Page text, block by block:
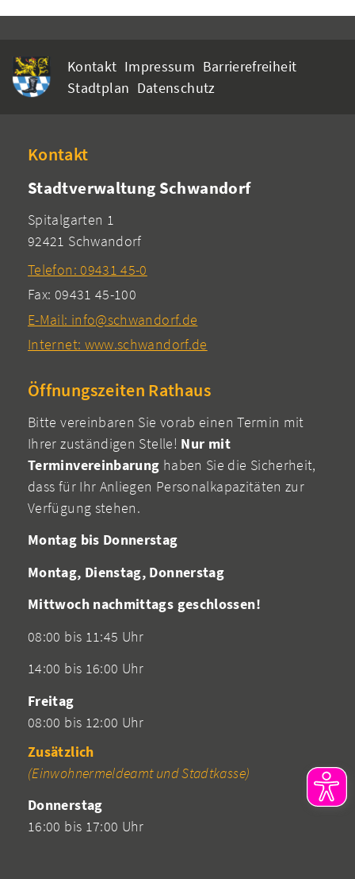
Kontakt Impressum Barrierefreiheit
Stadtplan Datenschutz
Kontakt
Stadtverwaltung Schwandorf
Spitalgarten 1
92421 Schwandorf
Telefon: 09431 45-0
Fax: 09431 45-100
E-Mail: info@schwandorf.de
Internet: www.schwandorf.de
Öffnungszeiten Rathaus
Bitte vereinbaren Sie vorab einen Termin mit
Ihrer zuständigen Stelle! Nur mit
Terminvereinbarung haben Sie die Sicherheit,
dass für Ihr Anliegen Personalkapazitäten zur
Verfügung stehen.
Montag bis Donnerstag
Montag, Dienstag, Donnerstag
Mittwoch nachmittags geschlossen!
08:00 bis 11:45 Uhr
14:00 bis 16:00 Uhr
Freitag
08:00 bis 12:00 Uhr
Zusätzlich
(Einwohnermeldeamt und Stadtkasse)
Donnerstag
16:00 bis 17:00 Uhr